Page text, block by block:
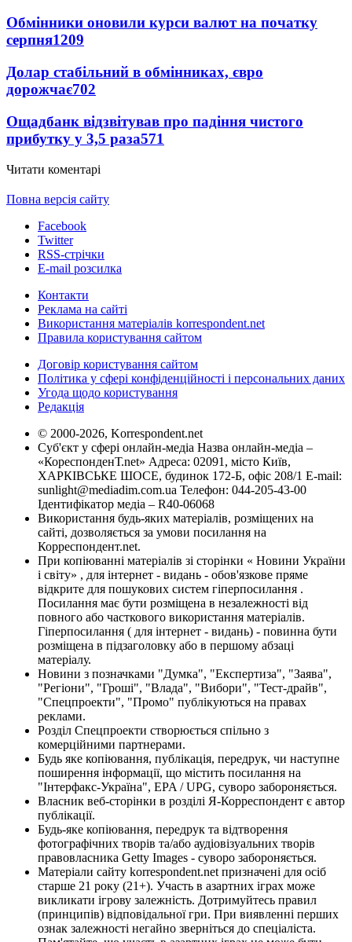
Обмінники оновили курси валют на початку
серпня1209
Долар стабільний в обмінниках, євро
дорожчає702
Ощадбанк відзвітував про падіння чистого
прибутку у 3,5 раза571
Читати коментарі
Повна версія сайту
Facebook
Twitter
RSS-стрічки
E-mail розсилка
Контакти
Реклама на сайті
Використання матеріалів korrespondent.net
Правила користування сайтом
Договір користування сайтом
Політика у сфері конфіденційності і персональних даних
Угода щодо користування
Редакція
© 2000-2026, Korrespondent.net
Суб'єкт у сфері онлайн-медіа Назва онлайн-медіа –
«КореспонденТ.net» Адреса: 02091, місто Київ,
ХАРКІВСЬКЕ ШОСЕ, будинок 172-Б, офіс 208/1 E-mail:
sunlight@mediadim.com.ua Телефон: 044-205-43-00
Ідентифікатор медіа – R40-06068
Використання будь-яких матеріалів, розміщених на
сайті, дозволяється за умови посилання на
Корреспондент.net.
При копіюванні матеріалів зі сторінки « Новини України
і світу» , для інтернет - видань - обов'язкове пряме
відкрите для пошукових систем гіперпосилання .
Посилання має бути розміщена в незалежності від
повного або часткового використання матеріалів.
Гіперпосилання ( для інтернет - видань) - повинна бути
розміщена в підзаголовку або в першому абзаці
матеріалу.
Новини з позначками "Думка", "Експертиза", "Заява",
"Регіони", "Гроші", "Влада", "Вибори", "Тест-драйв",
"Спецпроекти", "Промо" публікуються на правах
реклами.
Розділ Спецпроекти створюється спільно з
комерційними партнерами.
Будь яке копіювання, публікація, передрук, чи наступне
поширення інформації, що містить посилання на
"Інтерфакс-Україна", EPA / UPG, суворо забороняється.
Власник веб-сторінки в розділі Я-Корреспондент є автор
публікації.
Будь-яке копіювання, передрук та відтворення
фотографічних творів та/або аудіовізуальних творів
правовласника Getty Images - суворо забороняється.
Матеріали сайту korrespondent.net призначені для осіб
старше 21 року (21+). Участь в азартних іграх може
викликати ігрову залежність. Дотримуйтесь правил
(принципів) відповідальної гри. При виявленні перших
ознак залежності негайно зверніться до спеціаліста.